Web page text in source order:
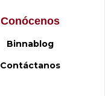
Conócenos
Binnablog
Contáctanos